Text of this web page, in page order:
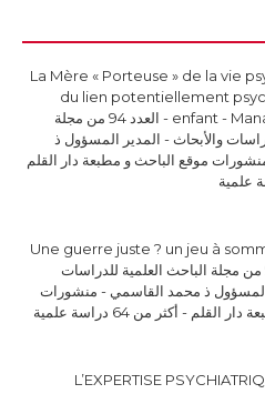
La Mère « Porteuse » de la vie
du lien potentiellement
enfant - Manal LAMSADDAK - العدد 94 من مجلة
والأبحاث - المدير المسؤول ذ
موقع الباحث و مطبعة دار القلم
Une guerre juste ? un jeu à
YAICH - العدد 94 من مجلة الباحث العلمية للدراسات
المسؤول ذ محمد القاسمي - منشورات
- أكثر من 64 دراسة علمية
L’EXPERTISE